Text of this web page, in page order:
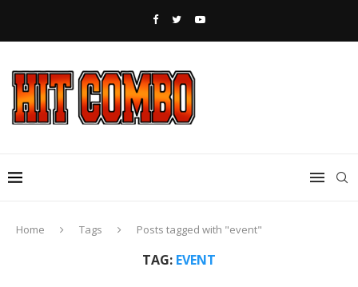
Home Tags Posts tagged with "event"
TAG: EVENT